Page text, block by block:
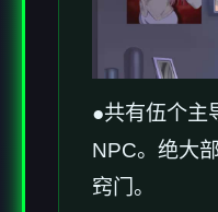
●共有伍个主
NPC。绝大
窍门。